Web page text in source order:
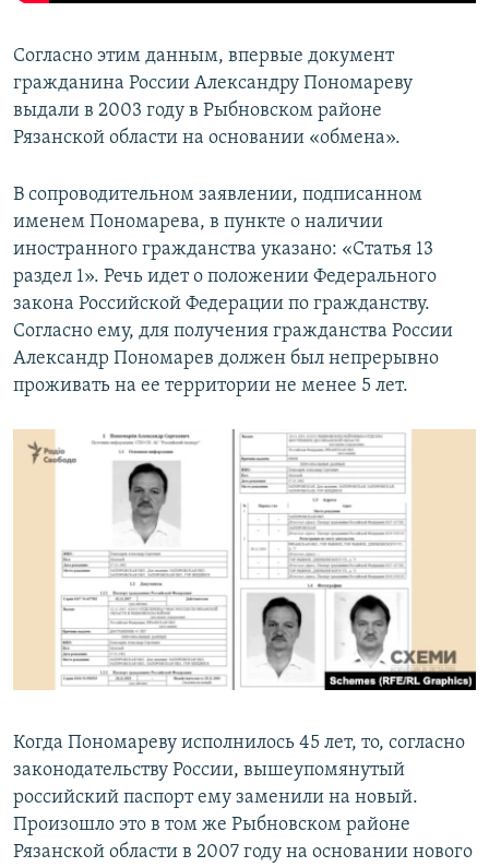
Согласно этим данным, впервые документ
гражданина России Александру Пономареву
выдали в 2003 году в Рыбновском районе
Рязанской области на основании «обмена».
В сопроводительном заявлении, подписанном
именем Пономарева, в пункте о наличии
иностранного гражданства указано: «Статья 13
раздел 1». Речь идет о положении Федерального
закона Российской Федерации по гражданству.
Согласно ему, для получения гражданства России
Александр Пономарев должен был непрерывно
проживать на ее территории не менее 5 лет.
Когда Пономареву исполнилось 45 лет, то, согласно
законодательству России, вышеупомянутый
российский паспорт ему заменили на новый.
Произошло это в том же Рыбновском районе
Рязанской области в 2007 году на основании нового